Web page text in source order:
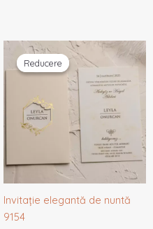
Reducere
Reducere
Invitație elegantă de nuntă
9154
inițial
a
2,02 lei.
Prețul
curent
este:
1,92 lei.